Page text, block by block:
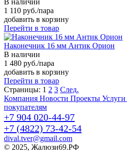
1 110 руб./пара
добавить в корзину
Перейти в товар
Наконечник 16 мм Антик Орион
В наличии
1 480 руб./пара
добавить в корзину
Перейти в товар
Страницы: 1 2 3 След.
Компания Новости Проекты Услуги
покупателям
+7 904 020-44-97
+7 (4822) 73-42-54
dival.tver@gmail.com
© 2025, Жалюзи69.РФ